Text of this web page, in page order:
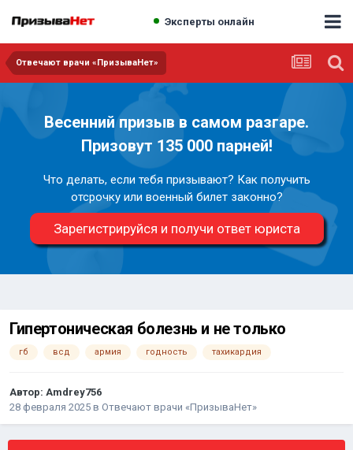
Эксперты онлайн
Отвечают врачи «ПризываНет»
Весенний призыв в самом разгаре.
Призовут 135 000 парней!
Что делать, если тебя призывают? Как получить
отсрочку или военный билет законно?
Зарегистрируйся и получи ответ юриста
Гипертоническая болезнь и не только
гб всд армия годность тахикардия
Автор: Amdrey756
28 февраля 2025 в Отвечают врачи «ПризываНет»